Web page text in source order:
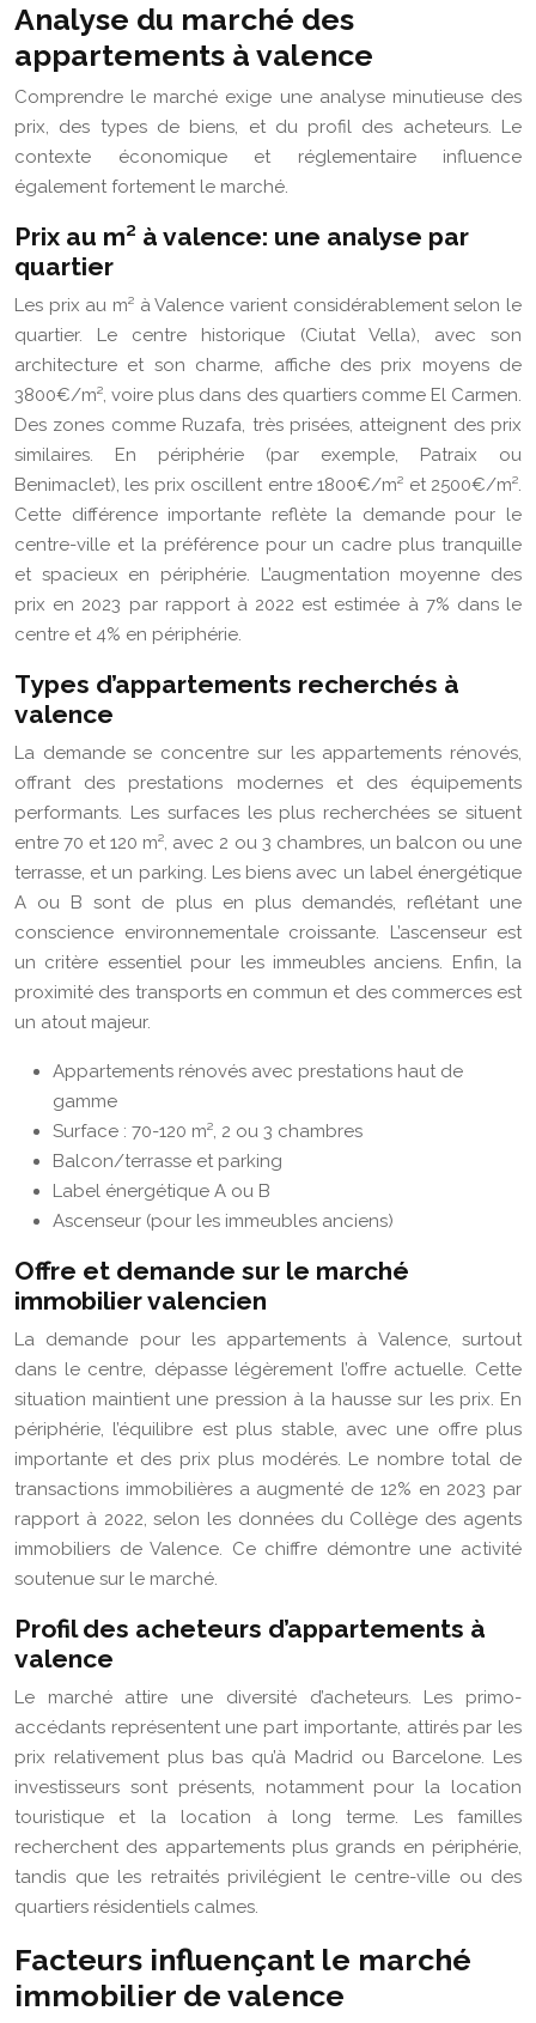
Analyse du marché des
appartements à valence
Comprendre le marché exige une analyse minutieuse des
prix, des types de biens, et du profil des acheteurs. Le
contexte économique et réglementaire influence
également fortement le marché.
Prix au m² à valence: une analyse par
quartier
Les prix au m² à Valence varient considérablement selon le
quartier. Le centre historique (Ciutat Vella), avec son
architecture et son charme, affiche des prix moyens de
3800€/m², voire plus dans des quartiers comme El Carmen.
Des zones comme Ruzafa, très prisées, atteignent des prix
similaires. En périphérie (par exemple, Patraix ou
Benimaclet), les prix oscillent entre 1800€/m² et 2500€/m².
Cette différence importante reflète la demande pour le
centre-ville et la préférence pour un cadre plus tranquille
et spacieux en périphérie. L’augmentation moyenne des
prix en 2023 par rapport à 2022 est estimée à 7% dans le
centre et 4% en périphérie.
Types d’appartements recherchés à
valence
La demande se concentre sur les appartements rénovés,
offrant des prestations modernes et des équipements
performants. Les surfaces les plus recherchées se situent
entre 70 et 120 m², avec 2 ou 3 chambres, un balcon ou une
terrasse, et un parking. Les biens avec un label énergétique
A ou B sont de plus en plus demandés, reflétant une
conscience environnementale croissante. L’ascenseur est
un critère essentiel pour les immeubles anciens. Enfin, la
proximité des transports en commun et des commerces est
un atout majeur.
Appartements rénovés avec prestations haut de
gamme
Surface : 70-120 m², 2 ou 3 chambres
Balcon/terrasse et parking
Label énergétique A ou B
Ascenseur (pour les immeubles anciens)
Offre et demande sur le marché
immobilier valencien
La demande pour les appartements à Valence, surtout
dans le centre, dépasse légèrement l’offre actuelle. Cette
situation maintient une pression à la hausse sur les prix. En
périphérie, l’équilibre est plus stable, avec une offre plus
importante et des prix plus modérés. Le nombre total de
transactions immobilières a augmenté de 12% en 2023 par
rapport à 2022, selon les données du Collège des agents
immobiliers de Valence. Ce chiffre démontre une activité
soutenue sur le marché.
Profil des acheteurs d’appartements à
valence
Le marché attire une diversité d’acheteurs. Les primo-
accédants représentent une part importante, attirés par les
prix relativement plus bas qu’à Madrid ou Barcelone. Les
investisseurs sont présents, notamment pour la location
touristique et la location à long terme. Les familles
recherchent des appartements plus grands en périphérie,
tandis que les retraités privilégient le centre-ville ou des
quartiers résidentiels calmes.
Facteurs influençant le marché
immobilier de valence